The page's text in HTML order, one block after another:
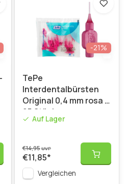
-21%
TePe
Interdentalbürsten
Original 0,4 mm rosa -
25 Stück
Auf Lager
€14,95UVP
€11,85*
Vergleichen